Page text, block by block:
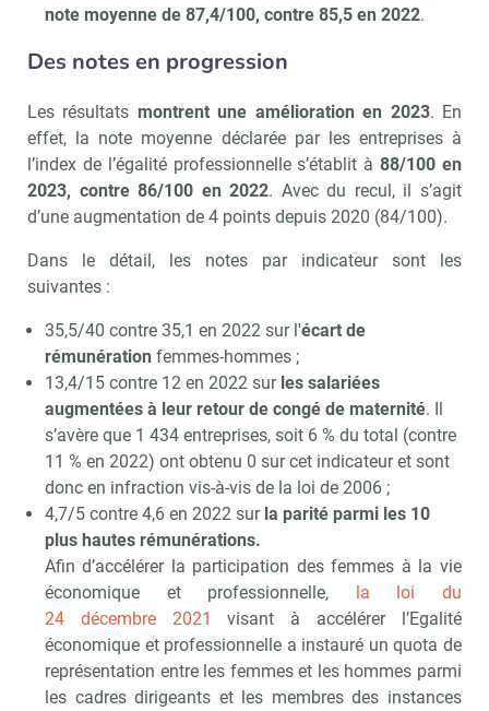
note moyenne de 87,4/100, contre 85,5 en 2022.
Des notes en progression
Les résultats montrent une amélioration en 2023. En
effet, la note moyenne déclarée par les entreprises à
l’index de l’égalité professionnelle s’établit à88/100 en
2023, contre 86/100 en 2022. Avec du recul, il s’agit
d’une augmentation de 4 points depuis 2020 (84/100).
Dans le détail, les notes par indicateur sont les
suivantes :
35,5/40 contre 35,1 en 2022 sur l'écart de
rémunération femmes-hommes ;
13,4/15 contre 12 en 2022 sur les salariées
augmentées à leur retour de congé de maternité. Il
s’avère que 1 434 entreprises, soit 6 % du total (contre
11 % en 2022) ont obtenu 0 sur cet indicateur et sont
donc en infraction vis-à-vis de la loi de 2006 ;
4,7/5 contre 4,6 en 2022 sur la parité parmi les 10
plus hautes rémunérations.
Afin d’accélérer la participation des femmes à la vie
économique et professionnelle, la loi du
24 décembre 2021
visant à accélérer l’Egalité
économique et professionnelle a instauré un quota de
représentation entre les femmes et les hommes parmi
les cadres dirigeants et les membres des instances